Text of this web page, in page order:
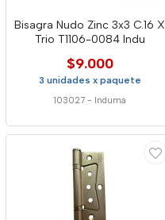
Bisagra Nudo Zinc 3x3 C.16 X
Trio T1106-0084 Indu
$9.000
3 unidades x paquete
103027 - Induma